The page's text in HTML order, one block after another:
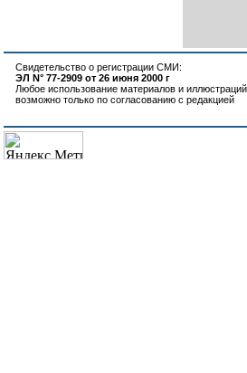
Свидетельство о регистрации СМИ:
ЭЛ N° 77-2909 от 26 июня 2000 г
Любое использование материалов и иллюстраций
возможно только по согласованию с редакцией